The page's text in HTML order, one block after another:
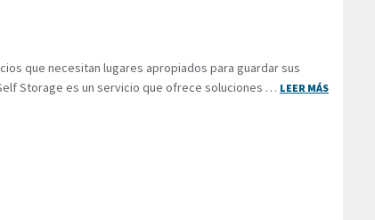
que necesitan lugares apropiados para guardar sus
Storage es un servicio que ofrece soluciones … LEER MÁS